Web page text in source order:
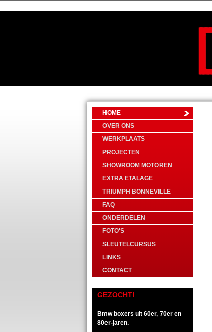
HOME
OVER ONS
WERKPLAATS
PROJECTEN
SHOWROOM MOTOREN
EXTRA ETALAGE
TRIUMPH BONNEVILLE
FAQ
ONDERDELEN
FOTO'S
SLEUTELCURSUS
LINKS
CONTACT
GEZOCHT!
Bmw boxers uit 60er, 70er en
80er-jaren.